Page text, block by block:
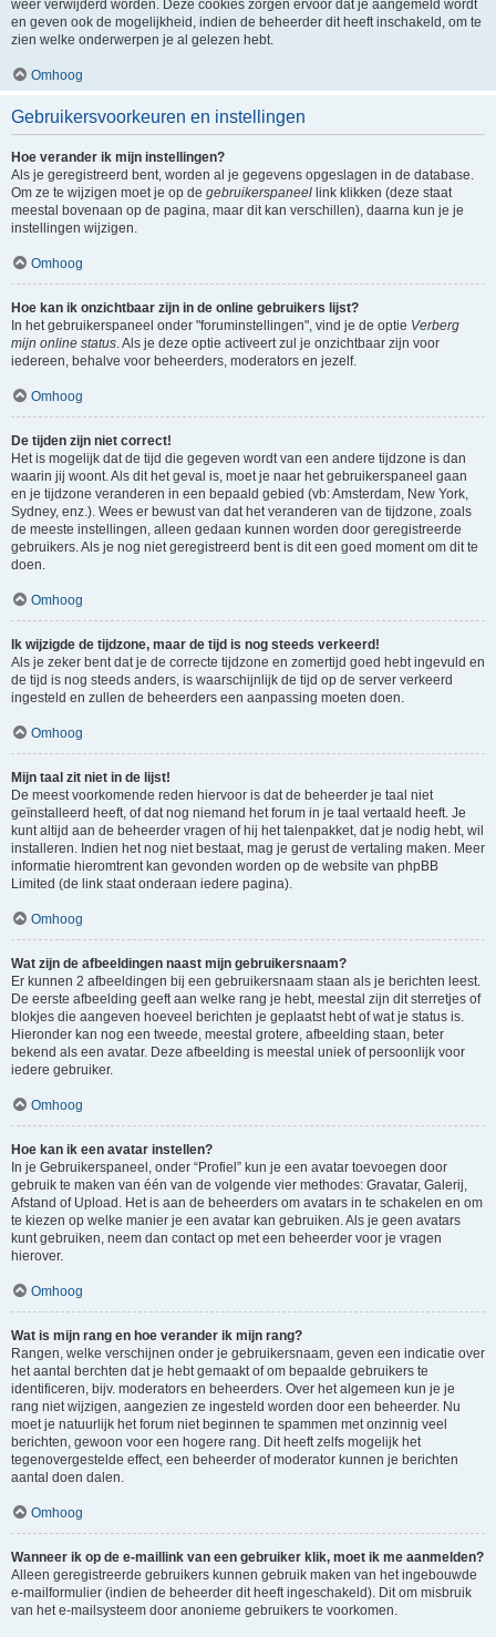
weer verwijderd worden. Deze cookies zorgen ervoor dat je aangemeld wordt
en geven ook de mogelijkheid, indien de beheerder dit heeft inschakeld, om te
zien welke onderwerpen je al gelezen hebt.
Omhoog
Gebruikersvoorkeuren en instellingen
Hoe verander ik mijn instellingen?
Als je geregistreerd bent, worden al je gegevens opgeslagen in de database.
Om ze te wijzigen moet je op de gebruikerspaneel link klikken (deze staat
meestal bovenaan op de pagina, maar dit kan verschillen), daarna kun je je
instellingen wijzigen.
Omhoog
Hoe kan ik onzichtbaar zijn in de online gebruikers lijst?
In het gebruikerspaneel onder "foruminstellingen", vind je de optie Verberg
mijn online status. Als je deze optie activeert zul je onzichtbaar zijn voor
iedereen, behalve voor beheerders, moderators en jezelf.
Omhoog
De tijden zijn niet correct!
Het is mogelijk dat de tijd die gegeven wordt van een andere tijdzone is dan
waarin jij woont. Als dit het geval is, moet je naar het gebruikerspaneel gaan
en je tijdzone veranderen in een bepaald gebied (vb: Amsterdam, New York,
Sydney, enz.). Wees er bewust van dat het veranderen van de tijdzone, zoals
de meeste instellingen, alleen gedaan kunnen worden door geregistreerde
gebruikers. Als je nog niet geregistreerd bent is dit een goed moment om dit te
doen.
Omhoog
Ik wijzigde de tijdzone, maar de tijd is nog steeds verkeerd!
Als je zeker bent dat je de correcte tijdzone en zomertijd goed hebt ingevuld en
de tijd is nog steeds anders, is waarschijnlijk de tijd op de server verkeerd
ingesteld en zullen de beheerders een aanpassing moeten doen.
Omhoog
Mijn taal zit niet in de lijst!
De meest voorkomende reden hiervoor is dat de beheerder je taal niet
geïnstalleerd heeft, of dat nog niemand het forum in je taal vertaald heeft. Je
kunt altijd aan de beheerder vragen of hij het talenpakket, dat je nodig hebt, wil
installeren. Indien het nog niet bestaat, mag je gerust de vertaling maken. Meer
informatie hieromtrent kan gevonden worden op de website van phpBB
Limited (de link staat onderaan iedere pagina).
Omhoog
Wat zijn de afbeeldingen naast mijn gebruikersnaam?
Er kunnen 2 afbeeldingen bij een gebruikersnaam staan als je berichten leest.
De eerste afbeelding geeft aan welke rang je hebt, meestal zijn dit sterretjes of
blokjes die aangeven hoeveel berichten je geplaatst hebt of wat je status is.
Hieronder kan nog een tweede, meestal grotere, afbeelding staan, beter
bekend als een avatar. Deze afbeelding is meestal uniek of persoonlijk voor
iedere gebruiker.
Omhoog
Hoe kan ik een avatar instellen?
In je Gebruikerspaneel, onder “Profiel” kun je een avatar toevoegen door
gebruik te maken van één van de volgende vier methodes: Gravatar, Galerij,
Afstand of Upload. Het is aan de beheerders om avatars in te schakelen en om
te kiezen op welke manier je een avatar kan gebruiken. Als je geen avatars
kunt gebruiken, neem dan contact op met een beheerder voor je vragen
hierover.
Omhoog
Wat is mijn rang en hoe verander ik mijn rang?
Rangen, welke verschijnen onder je gebruikersnaam, geven een indicatie over
het aantal berchten dat je hebt gemaakt of om bepaalde gebruikers te
identificeren, bijv. moderators en beheerders. Over het algemeen kun je je
rang niet wijzigen, aangezien ze ingesteld worden door een beheerder. Nu
moet je natuurlijk het forum niet beginnen te spammen met onzinnig veel
berichten, gewoon voor een hogere rang. Dit heeft zelfs mogelijk het
tegenovergestelde effect, een beheerder of moderator kunnen je berichten
aantal doen dalen.
Omhoog
Wanneer ik op de e-maillink van een gebruiker klik, moet ik me aanmelden?
Alleen geregistreerde gebruikers kunnen gebruik maken van het ingebouwde
e-mailformulier (indien de beheerder dit heeft ingeschakeld). Dit om misbruik
van het e-mailsysteem door anonieme gebruikers te voorkomen.